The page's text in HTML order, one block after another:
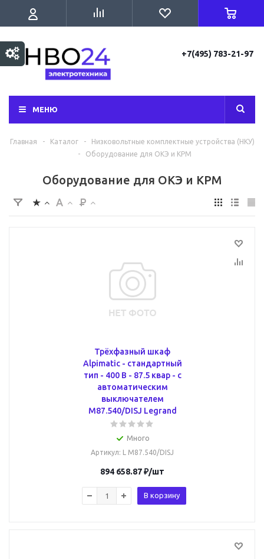
+7(495) 783-21-97
МЕНЮ
Главная - Каталог -
Низковольтные комплектные устройства (НКУ)
-
Оборудование для ОКЭ и КРМ
Оборудование для ОКЭ и КРМ
Трёхфазный шкаф
Alpimatic - стандартный
тип - 400 В - 87.5 квар - c
автоматическим
выключателем
M87.540/DISJ Legrand
Много
Артикул: L M87.540/DISJ
894 658.87₽/шт
В корзину